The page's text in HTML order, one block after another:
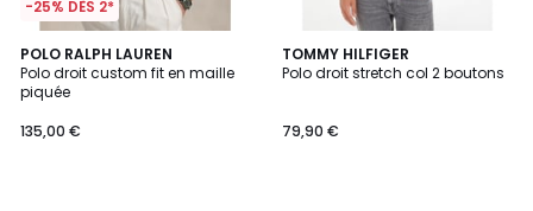
-25% DÈS 2*
POLO RALPH LAUREN
Polo droit custom fit en maille
piquée
€.
135,00 €
4,7
/ 5
4
Couleurs
TOMMY HILFIGER
Polo droit stretch col 2 boutons
79,90 €
3,7
/ 5
7
Couleurs